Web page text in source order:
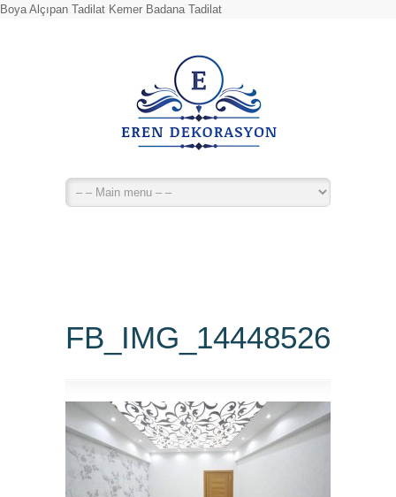
Boya Alçıpan Tadilat Kemer Badana Tadilat